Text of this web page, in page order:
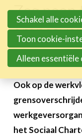
to
main
content
Zeg neen
3 september 2023
Ook op de
het Sociaal
Schakel alle
Toon cookie-
Alleen essentiële